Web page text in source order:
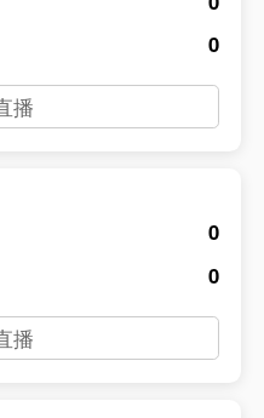
0
播
0
0
播